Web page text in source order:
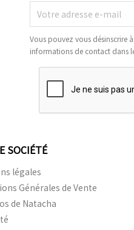
Vous pouvez vous désinscrire
informations de contact dans
SOCIÉTÉ
légales
Générales de Vente
de Natacha